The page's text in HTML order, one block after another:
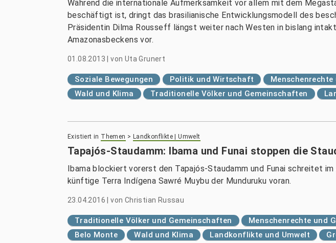
Während die internationale Aufmerksamkeit vor allem mit dem
beschäftigt ist, dringt das brasilianische Entwicklungsmodell des
Präsidentin Dilma Rousseff längst weiter nach Westen in bislang
Amazonasbeckens vor.
01.08.2013 |von Uta Grunert
Soziale Bewegungen Politik und Wirtschaft
Wald und Klima
Traditionelle Völker und Gemeinschaften
Existiert in Themen > Landkonflikte | Umwelt
Tapajós-Staudamm: Ibama und Funai stoppen die
Ibama blockiert vorerst den Tapajós-Staudamm und Funai schreitet
künftige Terra Indígena Sawré Muybu der Munduruku voran.
23.04.2016 |von Christian Russau
Traditionelle Völker und Gemeinschaften Menschenrechte und
Belo Monte
Wald und Klima Landkonflikte und Umwelt